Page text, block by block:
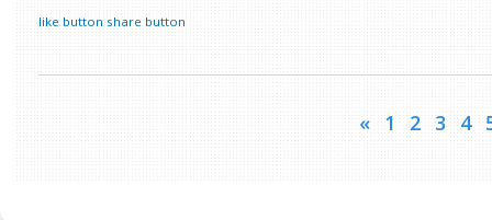
like button share button
« 1 2 3 4